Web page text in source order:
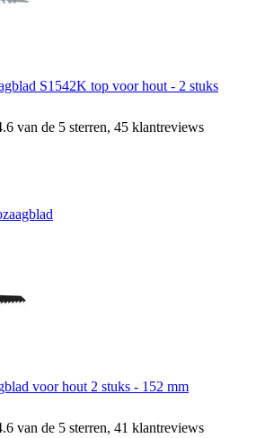
S1542K top voor hout - 2 stuks
van de 5 sterren, 45 klantreviews
voor hout 2 stuks - 152 mm
van de 5 sterren, 41 klantreviews